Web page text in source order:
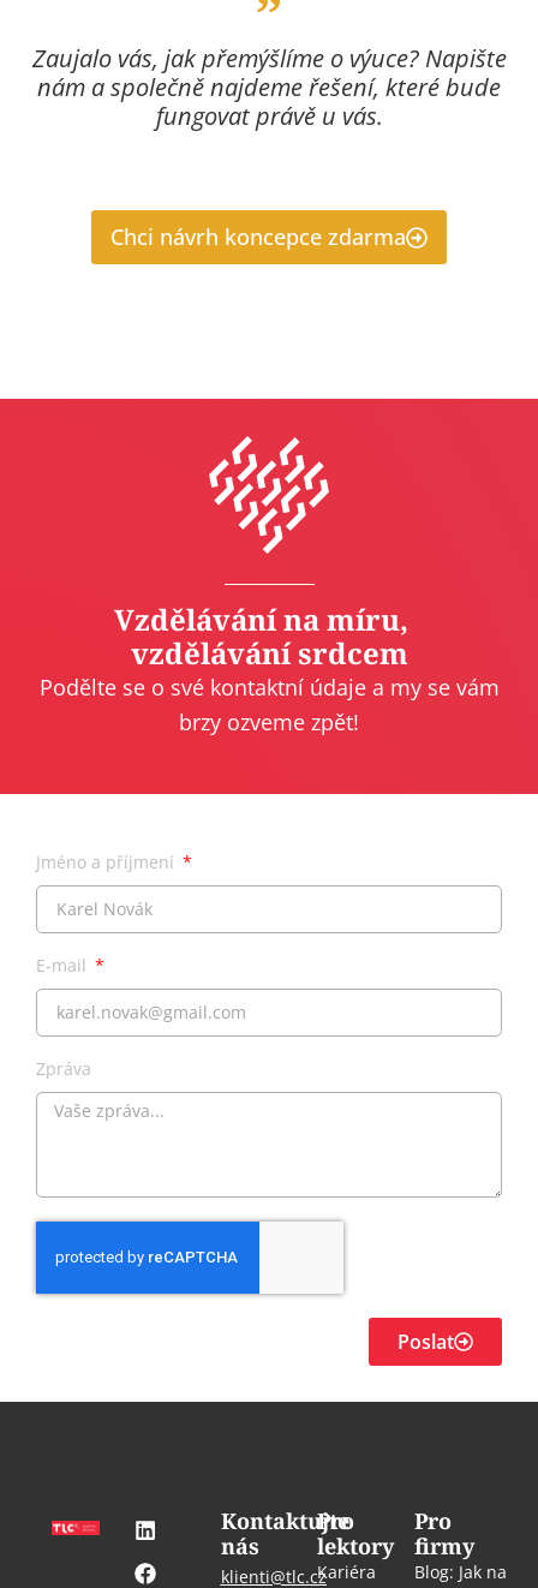
Zaujalo vás, jak přemýšlíme o výuce? Napište
nám a společně najdeme řešení, které bude
fungovat právě u vás.
Chci návrh koncepce zdarma
Vzdělávání na míru,
vzdělávání srdcem
Podělte se o své kontaktní údaje a my se vám
brzy ozveme zpět!
Jméno a příjmení
E-mail
Zpráva
Poslat
Pro
firmy
Blog: Jak na
Pro
lektory
Kariéra
Kontaktujte
nás
klienti@tlc.cz